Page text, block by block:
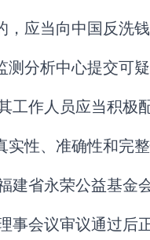
，应当向中国反洗
测分析中心提交可
工作人员应当积极
实性、准确性和完
建省永荣公益基金
事会议审议通过后